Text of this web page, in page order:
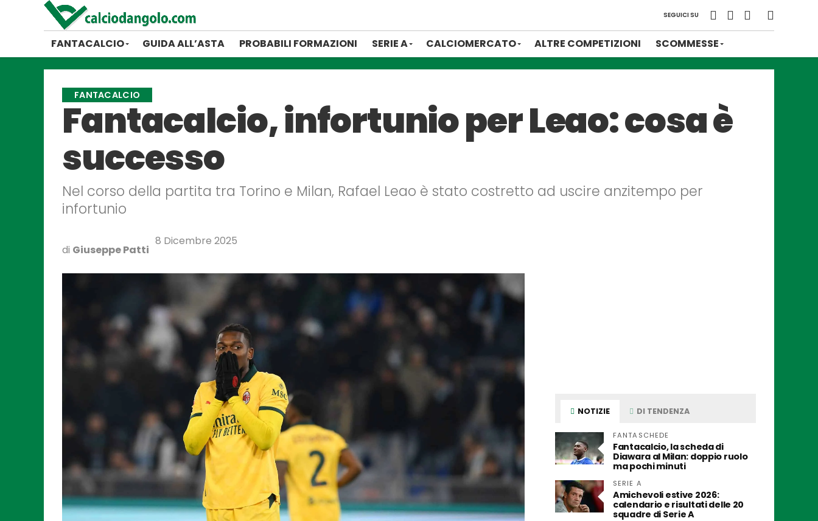
SEGUICI SU
FANTACALCIO GUIDA ALL’ASTA PROBABILI FORMAZIONI SERIE A CALCIOMERCATO ALTRE COMPETIZIONI SCOMMESSE
FANTACALCIO
Fantacalcio, infortunio per Leao: cosa è
successo
Nel corso della partita tra Torino e Milan, Rafael Leao è stato costretto ad uscire anzitempo per
infortunio
di Giuseppe Patti
8 Dicembre 2025
NOTIZIE DI TENDENZA
FANTASCHEDE
Fantacalcio, la scheda di
Diawara al Milan: doppio ruolo
ma pochi minuti
SERIE A
Amichevoli estive 2026:
calendario e risultati delle 20
squadre di Serie A